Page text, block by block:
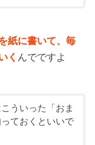
紙に書いて、毎
く んでですよ
ういった「おま
ておくといいで